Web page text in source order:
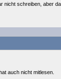
schreiben, aber
auch nicht mitlesen.